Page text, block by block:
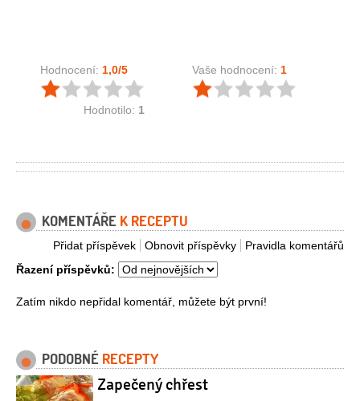
Hodnocení: 1,0/5
Hodnotilo: 1
Vaše hodnocení: 1
KOMENTÁŘE K RECEPTU
Pravidla komentářů
Obnovit příspěvky
Přidat příspěvek
Řazení příspěvků:
Zatím nikdo nepřidal komentář, můžete být první!
PODOBNÉ RECEPTY
Zapečený chřest